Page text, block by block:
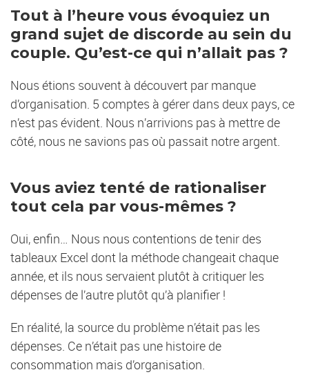
Tout à l’heure vous évoquiez un
grand sujet de discorde au sein du
couple. Qu’est-ce qui n’allait pas ?
Nous étions souvent à découvert par manque
d’organisation. 5 comptes à gérer dans deux pays, ce
n’est pas évident. Nous n’arrivions pas à mettre de
côté, nous ne savions pas où passait notre argent.
Vous aviez tenté de rationaliser
tout cela par vous-mêmes ?
Oui, enfin… Nous nous contentions de tenir des
tableaux Excel dont la méthode changeait chaque
année, et ils nous servaient plutôt à critiquer les
dépenses de l’autre plutôt qu’à planifier !
En réalité, la source du problème n’était pas les
dépenses. Ce n’était pas une histoire de
consommation mais d’organisation.